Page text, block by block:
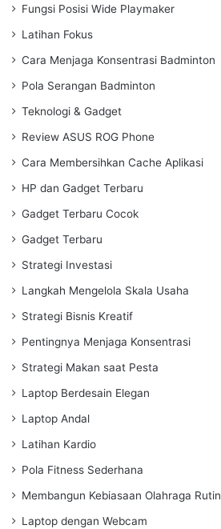
Fungsi Posisi Wide Playmaker
Latihan Fokus
Cara Menjaga Konsentrasi Badminton
Pola Serangan Badminton
Teknologi & Gadget
Review ASUS ROG Phone
Cara Membersihkan Cache Aplikasi
HP dan Gadget Terbaru
Gadget Terbaru Cocok
Gadget Terbaru
Strategi Investasi
Langkah Mengelola Skala Usaha
Strategi Bisnis Kreatif
Pentingnya Menjaga Konsentrasi
Strategi Makan saat Pesta
Laptop Berdesain Elegan
Laptop Andal
Latihan Kardio
Pola Fitness Sederhana
Membangun Kebiasaan Olahraga Rutin
Laptop dengan Webcam